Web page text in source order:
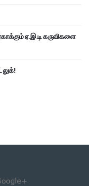
ஏ.இ.டி கருவிகளை
லுக்!